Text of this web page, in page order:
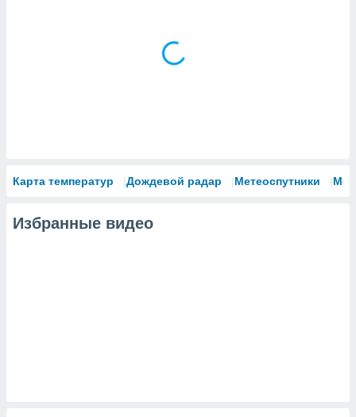
Карта температур Дождевой радар Метеоспутники
Избранные видео